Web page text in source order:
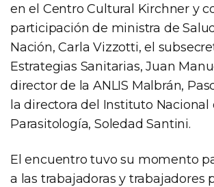
en el Centro Cultural Kirchner y
participación de ministra de
Nación, Carla Vizzotti, el
Estrategias Sanitarias, Juan
director de la ANLIS Malbrán,
la directora del Instituto Nacional
Parasitología, Soledad Santini.
El encuentro tuvo su momento
a las trabajadoras y trabajadores